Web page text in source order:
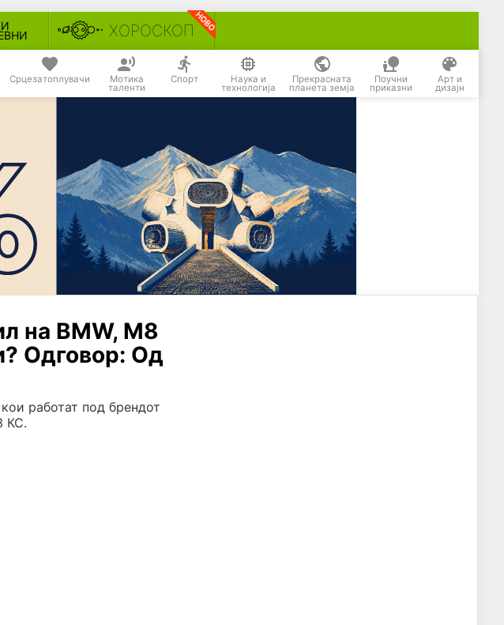
ХОРОСКОП
Срцезатоплувачи Мотика
таленти
Спорт Наука и
технологија
Прекрасната
планета земја
Поучни
приказни
Арт и
дизајн
на BMW, M8
Одговор: Од
работат под брендот
КС.